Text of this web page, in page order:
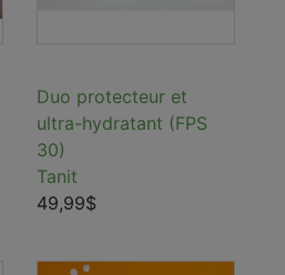
Duo protecteur et
ultra-hydratant (FPS
30)
Tanit
49,99$